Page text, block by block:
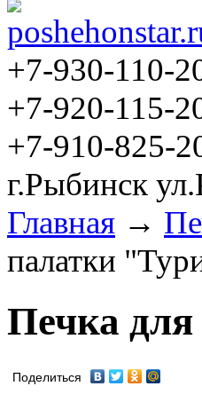
+7-930-110-
+7-920-115-
+7-910-825-
г.Рыбинск
Главная →
палатки
Печка
Поделиться